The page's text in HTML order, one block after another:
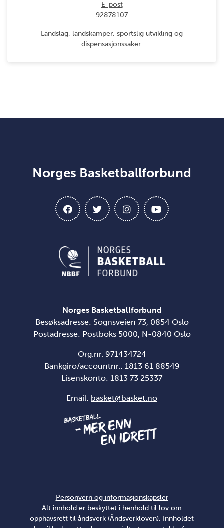
E-post
92878107
Landslag, landskamper, sportslig utvikling og
dispensasjonssaker.
Norges Basketballforbund
Norges Basketballforbund
Besøksadresse: Sognsveien 73, 0854 Oslo
Postadresse: Postboks 5000, N-0840 Oslo
Org.nr. 971434724
Bankgiro/accountnr.: 1813 61 88549
Lisenskonto: 1813 73 25337
Email: basket@basket.no
Personvern og informasjonskapsler
Alt innhold er beskyttet i henhold til lov om
opphavsrett til åndsverk (Åndsverkloven). Innholdet